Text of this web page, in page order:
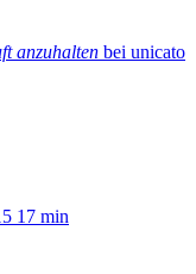
anzuhalten bei unicato
17 min